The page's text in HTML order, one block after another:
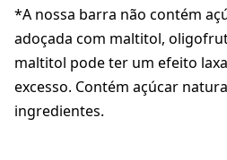
*A nossa barra não contém
adoçada com maltitol,
maltitol pode ter um efeito
excesso. Contém açúcar
ingredientes.